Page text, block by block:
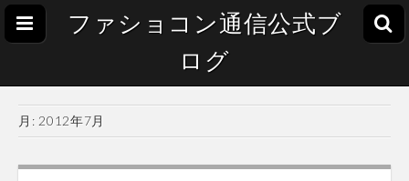
ファショコン通信公式ブ
ログ
月: 2012年7月